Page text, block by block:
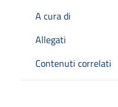
A cura di
Allegati
Contenuti correlati